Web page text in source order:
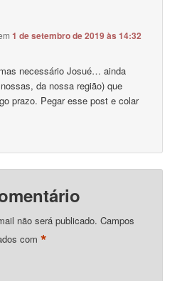
1 de setembro de 2019 às 14:32
necessário Josué… ainda
da nossa região) que
prazo. Pegar esse post e colar
não será publicado. Campos
com*